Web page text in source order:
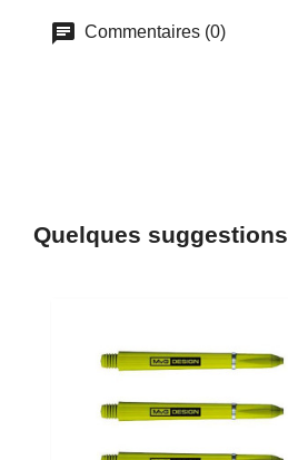
Commentaires (0)
Quelques suggestions